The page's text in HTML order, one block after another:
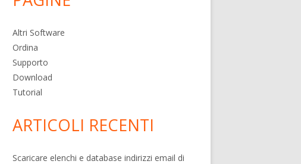
Altri Software
Ordina
Supporto
Download
Tutorial
ARTICOLI RECENTI
Scaricare elenchi e database indirizzi email di